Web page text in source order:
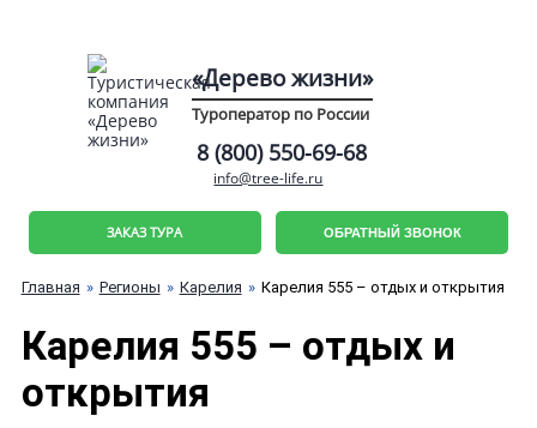
«Дерево жизни»
Туроператор по России
ЗАКАЗ ТУРА ОБРАТНЫЙ ЗВОНОК
8 (800) 550-69-68
info@tree-life.ru
Главная Регионы Карелия Карелия 555 – отдых и открытия
Карелия 555 – отдых и
открытия